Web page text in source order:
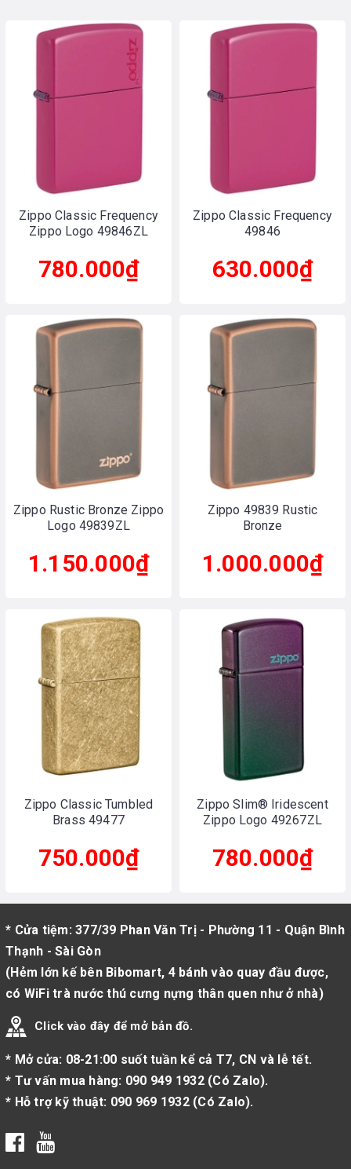
Zippo Classic Frequency
Zippo Logo 49846ZL
780.000₫
Zippo Classic Frequency
49846
630.000₫
Zippo Rustic Bronze Zippo
Logo 49839ZL
1.150.000₫
Zippo 49839 Rustic
Bronze
1.000.000₫
Zippo Classic Tumbled
Brass 49477
750.000₫
Zippo Slim® Iridescent
Zippo Logo 49267ZL
780.000₫
* Cửa tiệm: 377/39 Phan Văn Trị - Phường 11 - Quận Bình
Thạnh - Sài Gòn
(Hẻm lớn kế bên Bibomart, 4 bánh vào quay đầu được,
có WiFi trà nước thú cưng nựng thân quen như ở nhà)
Click vào đây để mở bản đồ.
* Mở cửa: 08-21:00 suốt tuần kể cả T7, CN và lễ tết.
* Tư vấn mua hàng: 090 949 1932(Có Zalo).
* Hỗ trợ kỹ thuật: 090 969 1932(Có Zalo).